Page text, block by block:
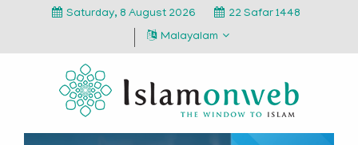
Saturday, 8 August 2026
22 Safar 1448
Malayalam